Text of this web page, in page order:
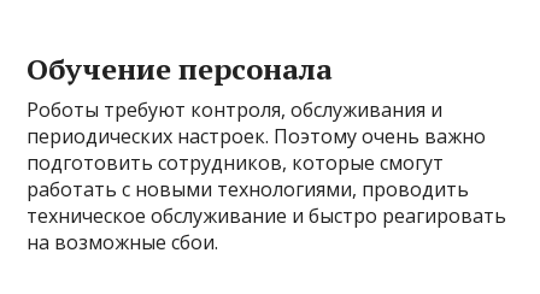
Обучение персонала
Роботы требуют контроля, обслуживания и
периодических настроек. Поэтому очень важно
подготовить сотрудников, которые смогут
работать с новыми технологиями, проводить
техническое обслуживание и быстро реагировать
на возможные сбои.